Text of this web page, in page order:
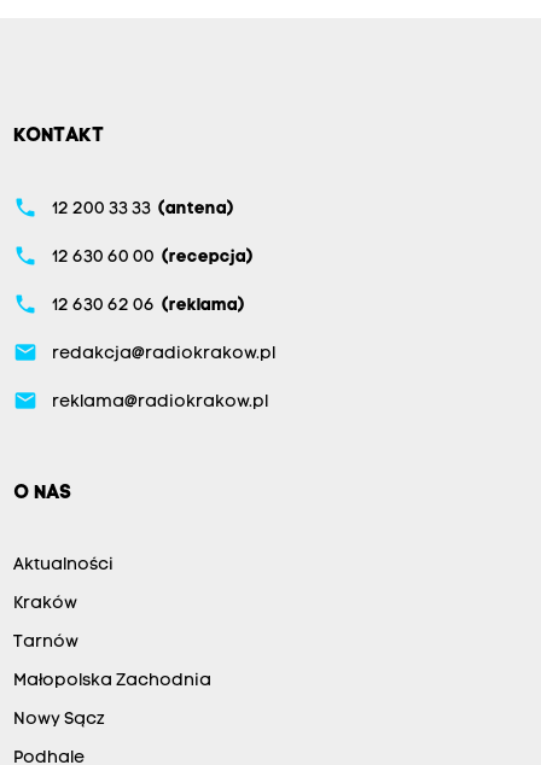
KONTAKT
phone 12 200 33 33 (antena)
phone 12 630 60 00 (recepcja)
phone 12 630 62 06 (reklama)
email redakcja@radiokrakow.pl
email reklama@radiokrakow.pl
O NAS
Aktualności
Kraków
Tarnów
Małopolska Zachodnia
Nowy Sącz
Podhale